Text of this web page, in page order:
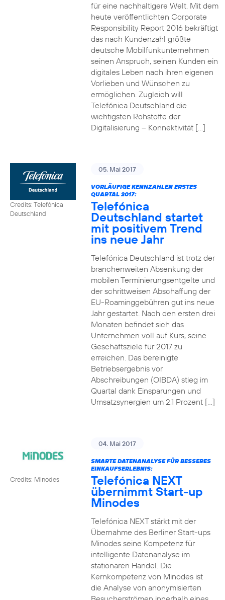
für eine nachhaltigere Welt. Mit dem
heute veröffentlichten Corporate
Responsibility Report 2016 bekräftigt
das nach Kundenzahl größte
deutsche Mobilfunkunternehmen
seinen Anspruch, seinen Kunden ein
digitales Leben nach ihren eigenen
Vorlieben und Wünschen zu
ermöglichen. Zugleich will
Telefónica Deutschland die
wichtigsten Rohstoffe der
Digitalisierung – Konnektivität […]
Credits: Telefónica
Deutschland
05. Mai 2017
VORLÄUFIGE KENNZAHLEN ERSTES
QUARTAL 2017:
Telefónica
Deutschland startet
mit positivem Trend
ins neue Jahr
Telefónica Deutschland ist trotz der
branchenweiten Absenkung der
mobilen Terminierungsentgelte und
der schrittweisen Abschaffung der
EU-Roaminggebühren gut ins neue
Jahr gestartet. Nach den ersten drei
Monaten befindet sich das
Unternehmen voll auf Kurs, seine
Geschäftsziele für 2017 zu
erreichen. Das bereinigte
Betriebsergebnis vor
Abschreibungen (OIBDA) stieg im
Quartal dank Einsparungen und
Umsatzsynergien um 2,1 Prozent […]
Credits: Minodes
04. Mai 2017
SMARTE DATENANALYSE FÜR BESSERES
EINKAUFSERLEBNIS:
Telefónica NEXT
übernimmt Start-up
Minodes
Telefónica NEXT stärkt mit der
Übernahme des Berliner Start-ups
Minodes seine Kompetenz für
intelligente Datenanalyse im
stationären Handel. Die
Kernkompetenz von Minodes ist
die Analyse von anonymisierten